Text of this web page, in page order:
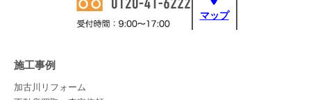
マップ
施工事例
加古川リフォーム